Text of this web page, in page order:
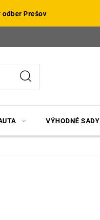
odber Prešov
VÝHODNÉ SADY